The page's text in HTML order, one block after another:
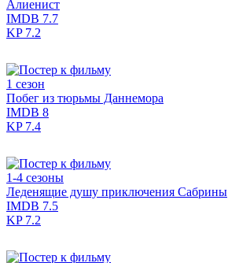
Алиенист
IMDB 7.7
KP7.2
1 сезон
Побег из тюрьмы Даннемора
IMDB 8
KP7.4
1-4 сезоны
Леденящие душу приключения Сабрины
IMDB 7.5
KP7.2